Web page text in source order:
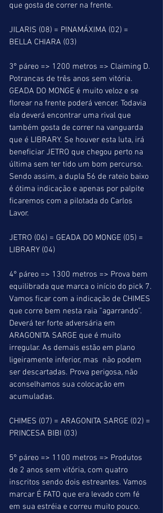
que gosta de correr na frente.
JILARIS (08) = PINAMÁXIMA (02) =
BELLA CHIARA (03)
3º páreo => 1200 metros => Claiming D.
Potrancas de três anos sem vitória.
GEADA DO MONGE é muito veloz e se
florear na frente poderá vencer. Todavia
ela deverá encontrar uma rival que
também gosta de correr na vanguarda
que é LIBRARY. Se houver esta luta, irá
beneficiar JETRO que chegou perto na
última sem ter tido um bom percurso.
Sendo assim, a dupla 56 de rateio baixo
é ótima indicação e apenas por palpite
ficaremos com a pilotada do Carlos
Lavor.
JETRO (06) = GEADA DO MONGE (05) =
LIBRARY (04)
4º páreo => 1300 metros => Prova bem
equilibrada que marca o início do pick 7.
Vamos ficar com a indicação de CHIMES
que corre bem nesta raia ”agarrando”.
Deverá ter forte adversária em
ARAGONITA SARGE que é muito
irregular. As demais estão em plano
ligeiramente inferior, mas  não podem
ser descartadas. Prova perigosa, não
aconselhamos sua colocação em
acumuladas.
CHIMES (07) = ARAGONITA SARGE (02) =
PRINCESA BIBI (03)
5º páreo => 1100 metros => Produtos
de 2 anos sem vitória, com quatro
inscritos sendo dois estreantes. Vamos
marcar É FATO que era levado com fé
em sua estréia e correu muito pouco.